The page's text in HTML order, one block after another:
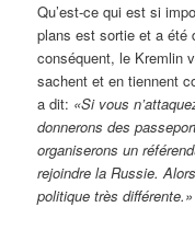
Qu’est-ce qui est si
plans est sortie et a
conséquent, le Kremlin
sachent et en tiennent
a dit: «Si vous
donnerons des
organiserons un
rejoindre la Russie.
politique très différente.»